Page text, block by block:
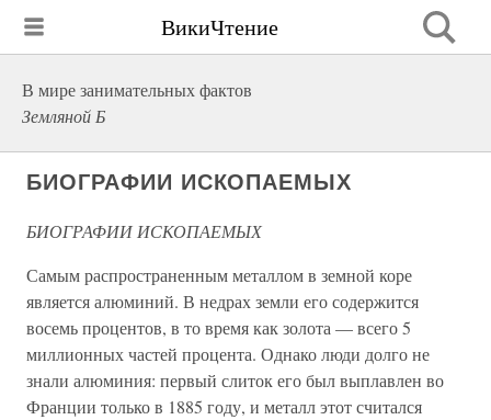
ВикиЧтение
В мире занимательных фактов
Земляной Б
БИОГРАФИИ ИСКОПАЕМЫХ
БИОГРАФИИ ИСКОПАЕМЫХ
Самым распространенным металлом в земной коре
является алюминий. В недрах земли его содержится
восемь процентов, в то время как золота — всего 5
миллионных частей процента. Однако люди долго не
знали алюминия: первый слиток его был выплавлен во
Франции только в 1885 году, и металл этот считался